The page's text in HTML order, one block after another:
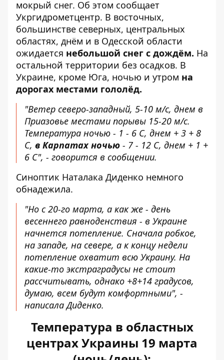
мокрый снег. Об этом сообщает
Укргидрометцентр. В восточных,
большинстве северных, центральных
областях, днём ​​и в Одесской области
ожидается небольшой снег ​​с дождём. На
остальной территории без осадков. В
Украине, кроме Юга, ночью и утром на
дорогах местами гололёд.
"Ветер северо-западный, 5-10 м/с, днем ​​в
Приазовье местами порывы 15-20 м/с.
Температура ночью - 1 - 6 С, днем ​​+ 3 + 8
С, в Карпатах ночью - 7 - 12 С, днем ​​+ 1 +
6 С", - говорится в сообщении.
Синоптик Наталака Диденко немного
обнадежила.
"Но с 20-го марта, а как же - день
весеннего равноденствия - в Украине
начнется потепление. Сначала робкое,
на западе, на севере, а к концу недели
потепление охватит всю Украину. На
какие-то экстраградусы не стоит
рассчитывать, однако +8+14 градусов,
думаю, всем будут комфортными", -
написала Диденко.
Температура в областных
центрах Украины 19 марта